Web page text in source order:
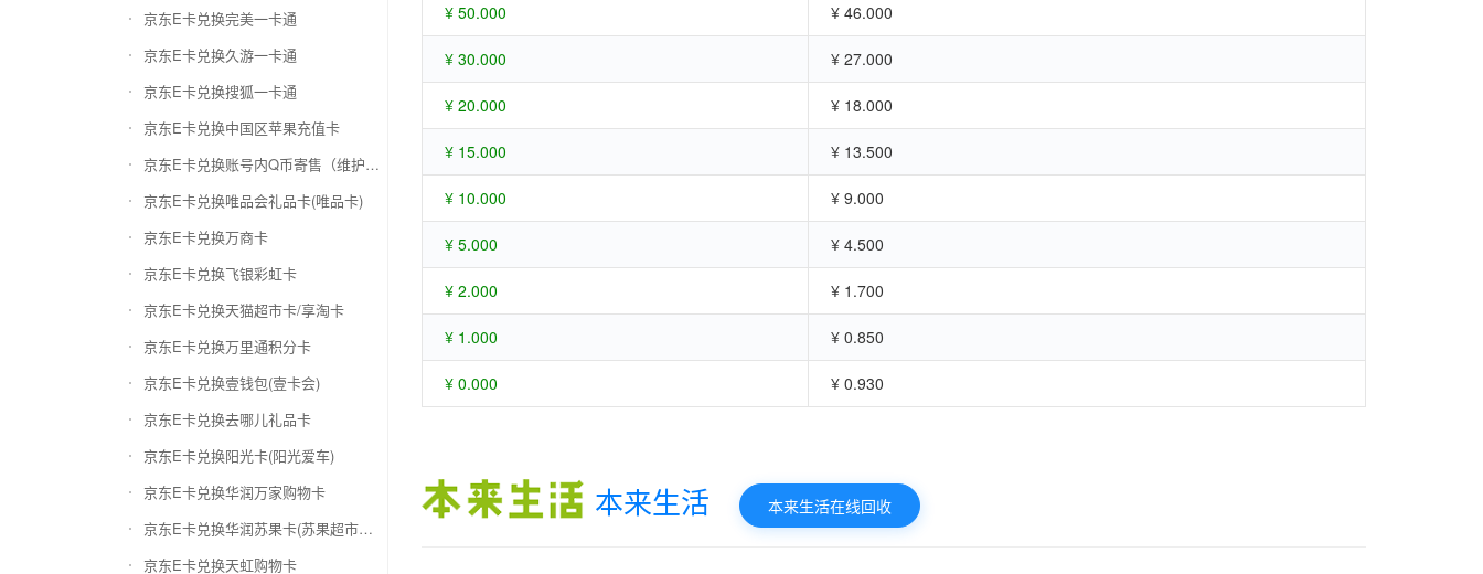
京东E卡兑换完美一卡通
京东E卡兑换久游一卡通
京东E卡兑换搜狐一卡通
京东E卡兑换中国区苹果充值卡
京东E卡兑换账号内Q币寄售（维护中）
京东E卡兑换唯品会礼品卡(唯品卡)
京东E卡兑换万商卡
京东E卡兑换飞银彩虹卡
京东E卡兑换天猫超市卡/享淘卡
京东E卡兑换万里通积分卡
京东E卡兑换壹钱包(壹卡会)
京东E卡兑换去哪儿礼品卡
京东E卡兑换阳光卡(阳光爱车)
京东E卡兑换华润万家购物卡
京东E卡兑换华润苏果卡(苏果超市卡)（维护 请暂停提交）
京东E卡兑换天虹购物卡
¥ 50.000 ¥ 46.000
¥ 30.000 ¥ 27.000
¥ 20.000 ¥ 18.000
¥ 15.000 ¥ 13.500
¥ 10.000 ¥ 9.000
¥ 5.000 ¥ 4.500
¥ 2.000 ¥ 1.700
¥ 1.000 ¥ 0.850
¥ 0.000 ¥ 0.930
本来生活 本来生活在线回收